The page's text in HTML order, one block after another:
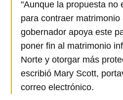
"Aunque la propuesta no
para contraer matrimonio
gobernador apoya este
poner fin al matrimonio
Norte y otorgar más
escribió Mary Scott,
correo electrónico.